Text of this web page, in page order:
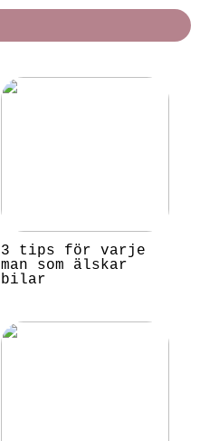
3 tips för varje
man som älskar
bilar